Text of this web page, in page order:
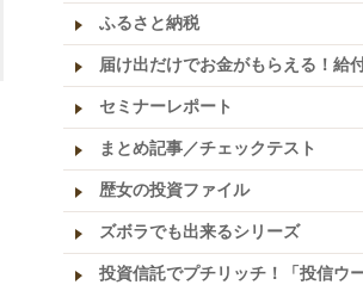
ふるさと納税
届け出だけでお金がもらえる！給
セミナーレポート
まとめ記事／チェックテスト
歴女の投資ファイル
ズボラでも出来るシリーズ
投資信託でプチリッチ！「投信ウ